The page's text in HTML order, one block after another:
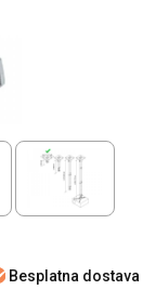
Besplatna dostava